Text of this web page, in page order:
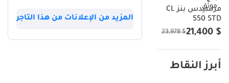
مرسيدس بنز CL
550 STD
$ 21,400
$ 23,978
أبرز النقاط
المزيد من الإعلانات من هذا التاجر